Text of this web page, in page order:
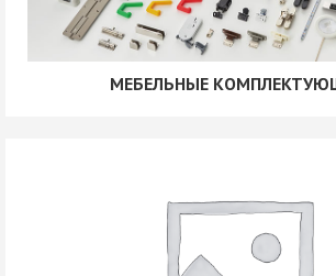
МЕБЕЛЬНЫЕ